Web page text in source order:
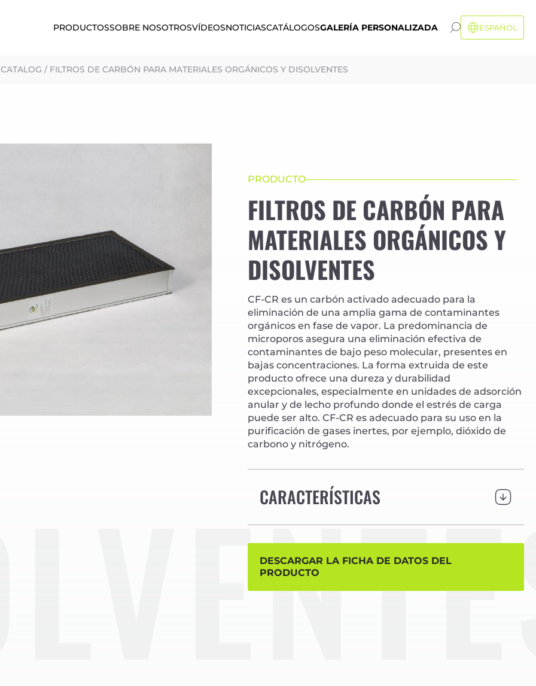
PRODUCTOSSOBRE NOSOTROSVÍDEOSNOTICIASCATÁLOGOSGALERÍA PERSONALIZADA ESPAÑOL
/ FILTROS DE CARBÓN PARA MATERIALES ORGÁNICOS Y DISOLVENTES
PRODUCTO
FILTROS DE CARBÓN PARA
MATERIALES ORGÁNICOS Y
DISOLVENTES
CF-CR es un carbón activado adecuado para la
eliminación de una amplia gama de contaminantes
orgánicos en fase de vapor. La predominancia de
microporos asegura una eliminación efectiva de
contaminantes de bajo peso molecular, presentes en
bajas concentraciones. La forma extruida de este
producto ofrece una dureza y durabilidad
excepcionales, especialmente en unidades de adsorción
anular y de lecho profundo donde el estrés de carga
puede ser alto. CF-CR es adecuado para su uso en la
purificación de gases inertes, por ejemplo, dióxido de
carbono y nitrógeno.
CARACTERÍSTICAS
DESCARGAR LA FICHA DE DATOS DEL
PRODUCTO